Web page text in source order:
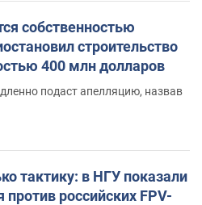
собственностью
строительство
400 млн долларов
подаст апелляцию, назвав
тактику: в НГУ показали
российских FPV-